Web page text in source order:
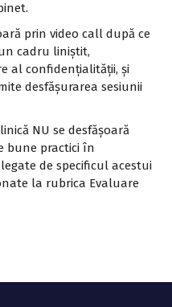
prin video call după ce
cadru liniștit,
al confidențialității, și
desfășurarea sesiunii
NU se desfășoară
bune practici în
de specificul acestui
la rubrica Evaluare